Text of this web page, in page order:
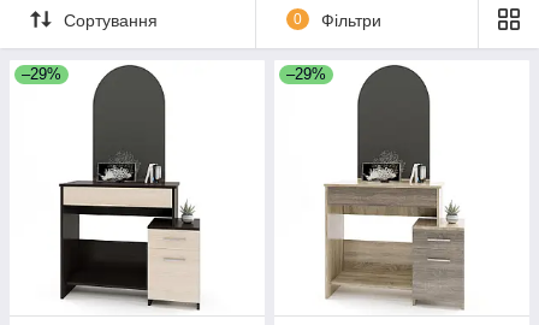
Сортування 0 Фільтри
–29% –29%